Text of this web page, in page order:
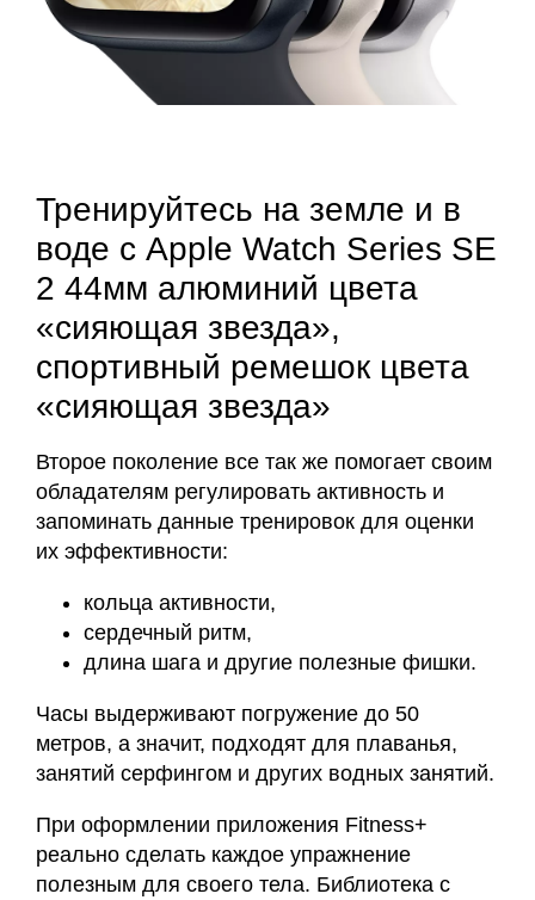
Тренируйтесь на земле и в
воде с Apple Watch Series SE
2 44мм алюминий цвета
«сияющая звезда»,
спортивный ремешок цвета
«сияющая звезда»
Второе поколение все так же помогает своим
обладателям регулировать активность и
запоминать данные тренировок для оценки
их эффективности:
кольца активности,
сердечный ритм,
длина шага и другие полезные фишки.
Часы выдерживают погружение до 50
метров, а значит, подходят для плаванья,
занятий серфингом и других водных занятий.
При оформлении приложения Fitness+
реально сделать каждое упражнение
полезным для своего тела. Библиотека с